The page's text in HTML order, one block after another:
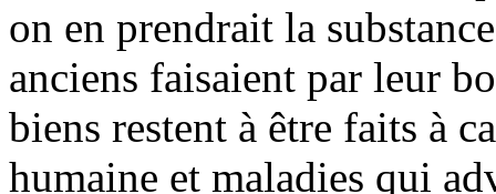
on en prendrait la
anciens faisaient par leur
biens restent à être faits à
humaine et maladies qui